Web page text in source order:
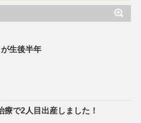
生後半年
療で2人目出産しました！